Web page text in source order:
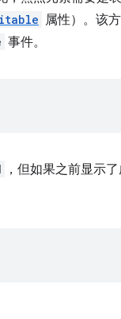
属性）。该
事件。
，但如果之前显示